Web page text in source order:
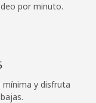
por minuto.
y disfruta